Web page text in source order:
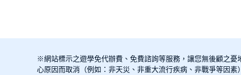
※網站標示之遊學免代辦費、免費諮詢等服務，讓您無後顧之
心原因而取消（例如：非天災、非重大流行疾病、非戰爭等因